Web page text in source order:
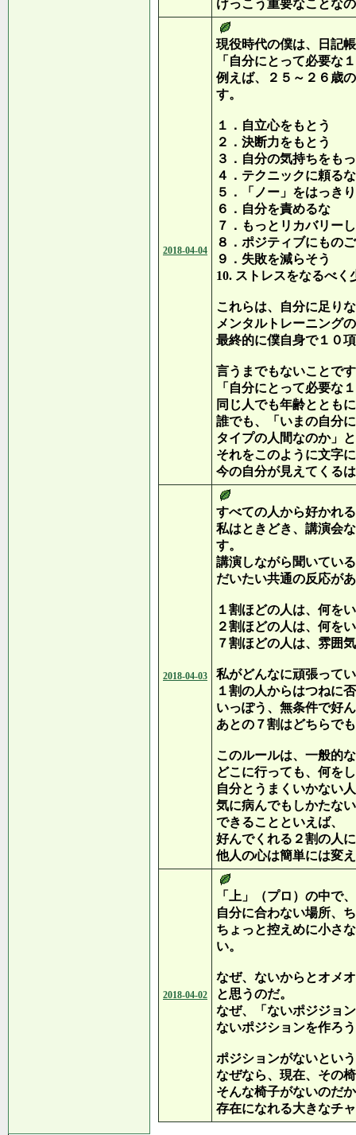
けっこう重要なことな
2018-04-04
現役時代の僕は、日記
「自分にとって必要な
例えば、２５～２６歳
す。
１．自立心をもとう
２．決断力をもとう
３．自分の気持ちをも
４．テクニックに頼るな
５．「ノー」をはっき
６．自分を責めるな
７．もっとリカバリー
８．ポジティブにもの
９．失敗を減らそう
10. ストレスをなるべ
これらは、自分に足り
メンタルトレーニング
最終的に僕自身で１０
言うまでもないことで
「自分にとって必要な
同じ人でも年齢ととも
誰でも、「いまの自分
タイプの人間なのか」
それをこのように文字
今の自分が見えてくる
2018-04-03
すべての人から好かれ
私はときどき、講演会
す。
講演しながら聞いてい
だいたい共通の反応が
１割ほどの人は、何を
２割ほどの人は、何を
７割ほどの人は、雰囲
私がどんなに頑張って
１割の人からはつねに
いっぽう、無条件で好
あとの７割はどちらで
このルールは、一般的
どこに行っても、何を
自分とうまくいかない
気に病んでもしかたな
できることといえば、
好んでくれる２割の人
他人の心は簡単には変
2018-04-02
「上」（プロ）の中で
自分に合わない場所、
ちょっと控えめに小さ
い。
なぜ、ないからとオメ
と思うのだ。
なぜ、「ないポジジョ
ないポジションを作ろ
ポジションがないとい
なぜなら、現在、その
そんな椅子がないのだ
存在になれる大きなチ